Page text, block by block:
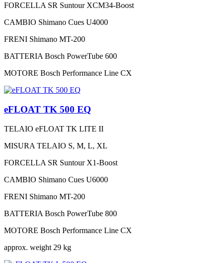
FORCELLA SR Suntour XCM34-Boost
CAMBIO Shimano Cues U4000
FRENI Shimano MT-200
BATTERIA Bosch PowerTube 600
MOTORE Bosch Performance Line CX
eFLOAT TK 500 EQ
TELAIO eFLOAT TK LITE II
MISURA TELAIO S, M, L, XL
FORCELLA SR Suntour X1-Boost
CAMBIO Shimano Cues U6000
FRENI Shimano MT-200
BATTERIA Bosch PowerTube 800
MOTORE Bosch Performance Line CX
approx. weight 29 kg